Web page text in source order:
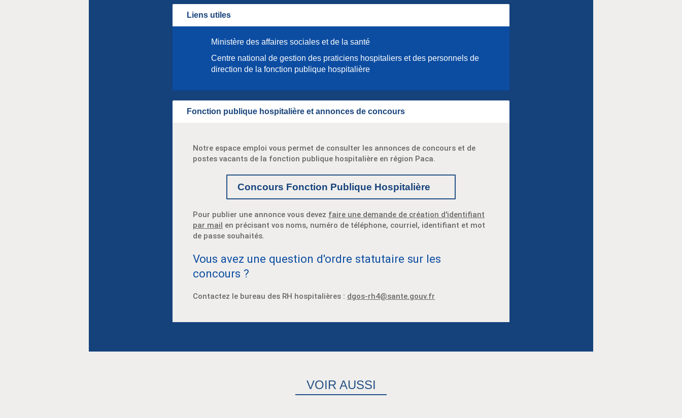
Liens utiles
Ministère des affaires sociales et de la santé
Centre national de gestion des praticiens hospitaliers et des personnels de
direction de la fonction publique hospitalière
Fonction publique hospitalière et annonces de concours
Notre espace emploi vous permet de consulter les annonces de concours et de
postes vacants de la fonction publique hospitalière en région Paca.
Concours Fonction Publique Hospitalière
Pour publier une annonce vous devez faire une demande de création d'identifiant
par mail en précisant vos noms, numéro de téléphone, courriel, identifiant et mot
de passe souhaités.
Vous avez une question d'ordre statutaire sur les
concours ?
Contactez le bureau des RH hospitalières : dgos-rh4@sante.gouv.fr
VOIR AUSSI